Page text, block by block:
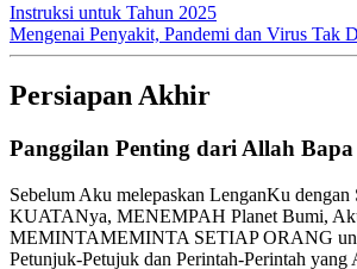
Instruksi untuk Tahun 2025
Mengenai Penyakit, Pandemi dan Virus Tak
Persiapan Akhir
Panggilan Penting dari Allah Bapa
Sebelum Aku melepaskan LenganKu
KUATANya, MENEMPAH Planet Bumi,
MEMINTAMEMINTA SETIAP ORANG
Petunjuk-Petujuk dan Perintah-Perintah yang